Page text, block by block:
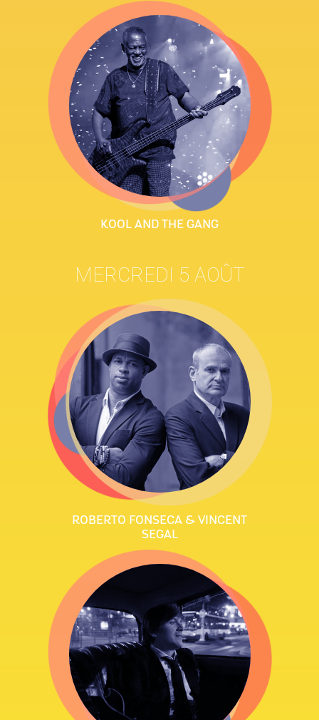
KOOL AND THE GANG
MERCREDI 5 AOÛT
ROBERTO FONSECA & VINCENT
SEGAL